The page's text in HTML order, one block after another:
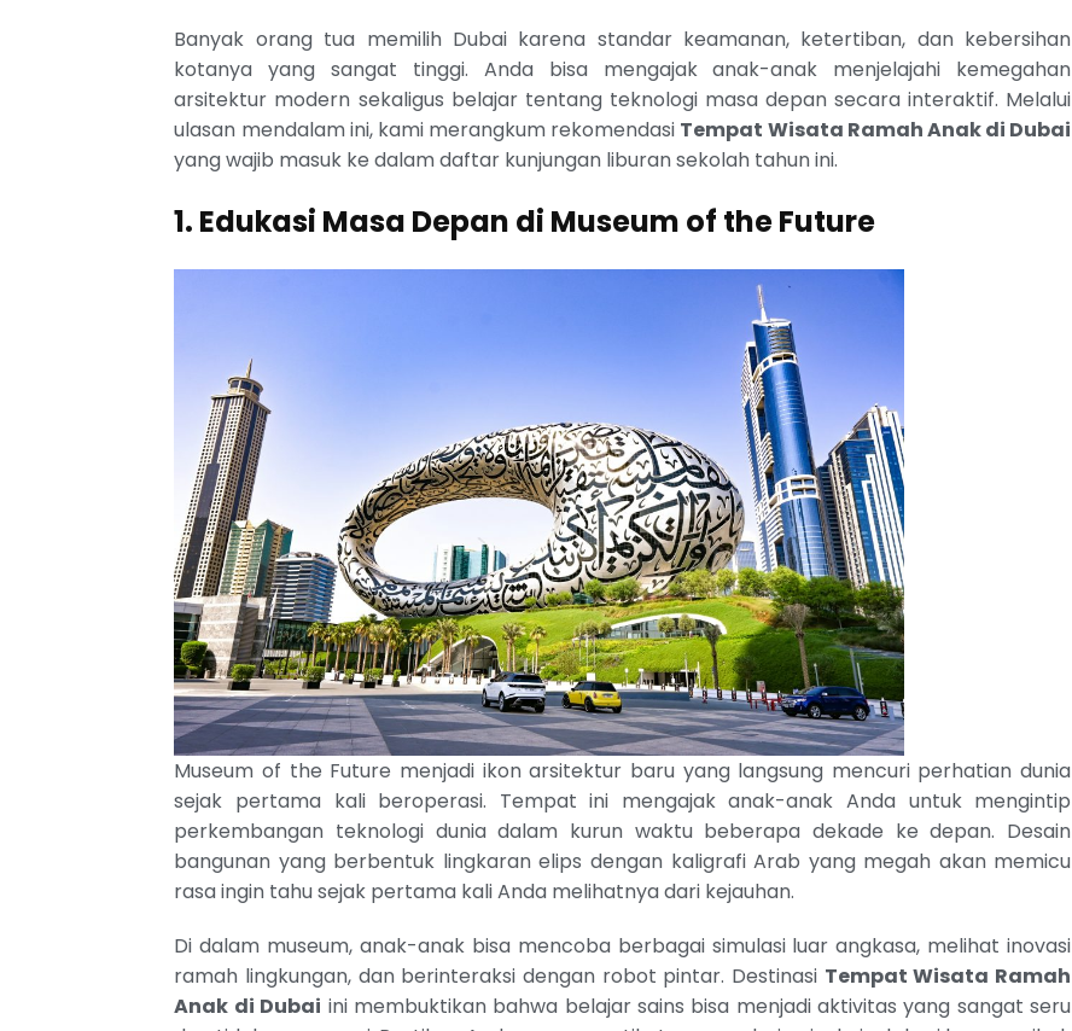
Banyak orang tua memilih Dubai karena standar keamanan, ketertiban, dan kebersihan
kotanya yang sangat tinggi. Anda bisa mengajak anak-anak menjelajahi kemegahan
arsitektur modern sekaligus belajar tentang teknologi masa depan secara interaktif. Melalui
ulasan mendalam ini, kami merangkum rekomendasi Tempat Wisata Ramah Anak di Dubai
yang wajib masuk ke dalam daftar kunjungan liburan sekolah tahun ini.
1. Edukasi Masa Depan di Museum of the Future
Museum of the Future menjadi ikon arsitektur baru yang langsung mencuri perhatian dunia
sejak pertama kali beroperasi. Tempat ini mengajak anak-anak Anda untuk mengintip
perkembangan teknologi dunia dalam kurun waktu beberapa dekade ke depan. Desain
bangunan yang berbentuk lingkaran elips dengan kaligrafi Arab yang megah akan memicu
rasa ingin tahu sejak pertama kali Anda melihatnya dari kejauhan.
Di dalam museum, anak-anak bisa mencoba berbagai simulasi luar angkasa, melihat inovasi
ramah lingkungan, dan berinteraksi dengan robot pintar. Destinasi Tempat Wisata Ramah
Anak di Dubai ini membuktikan bahwa belajar sains bisa menjadi aktivitas yang sangat seru